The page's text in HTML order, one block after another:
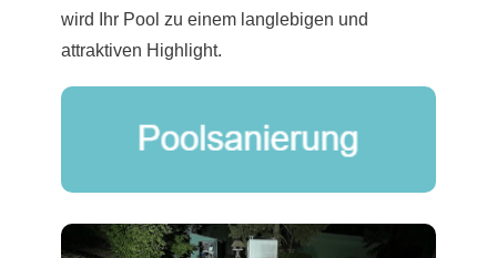
wird Ihr Pool zu einem langlebigen und
attraktiven Highlight.